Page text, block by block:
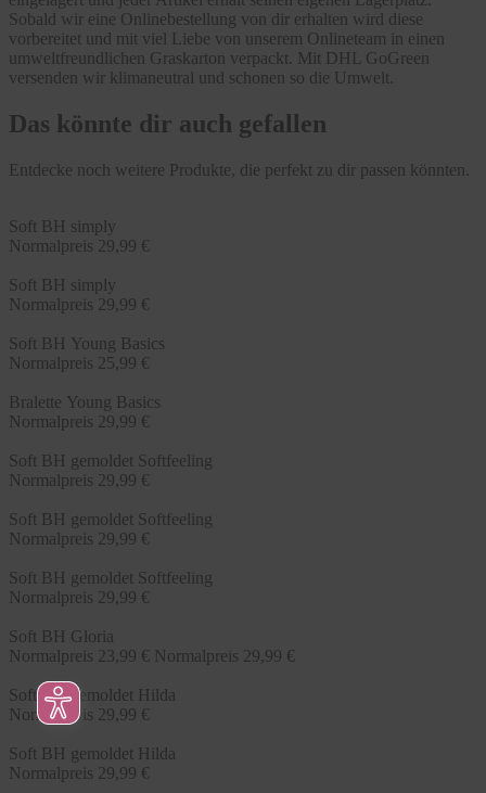
Sobald wir eine Onlinebestellung von dir erhalten wird diese
vorbereitet und mit viel Liebe von unserem Onlineteam in einen
umweltfreundlichen Graskarton verpackt. Mit DHL GoGreen
versenden wir klimaneutral und schonen so die Umwelt.
Das könnte dir auch gefallen
Entdecke noch weitere Produkte, die perfekt zu dir passen könnten.
Soft BH simply
Normalpreis 29,99 €
Soft BH simply
Normalpreis 29,99 €
Soft BH Young Basics
Normalpreis 25,99 €
Bralette Young Basics
Normalpreis 29,99 €
Soft BH gemoldet Softfeeling
Normalpreis 29,99 €
Soft BH gemoldet Softfeeling
Normalpreis 29,99 €
Soft BH gemoldet Softfeeling
Normalpreis 29,99 €
Soft BH Gloria
Normalpreis 23,99 € Normalpreis 29,99 €
Soft BH gemoldet Hilda
Normalpreis 29,99 €
Soft BH gemoldet Hilda
Normalpreis 29,99 €